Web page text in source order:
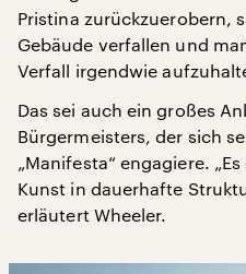
Pristina zurückzuerobern,
Gebäude verfallen und
Verfall irgendwie
Das sei auch ein großes
Bürgermeisters, der sich
„Manifesta“ engagiere.
Kunst in dauerhafte
erläutert Wheeler.